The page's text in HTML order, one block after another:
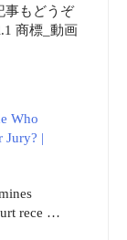
事もどうぞ
商標_動画
Who
Jury? |
rece …